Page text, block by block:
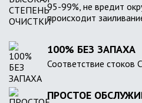
95-99%, не вредит
происходит
100% БЕЗ ЗАПАХА
Соответствие
ПРОСТОЕ